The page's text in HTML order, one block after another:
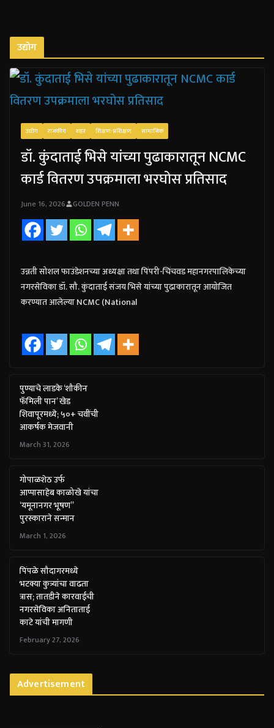
उद्योग
उद्योग राजकीय शहर शिक्षण-प्रशिक्षण सामाजिक
डॉ. कुंदाताई भिसे यांच्या पुढाकारातून NCMC
कार्ड वितरण उपक्रमाला भरघोस प्रतिसाद
June 16, 2026 GOLDEN PENN
उन्नती सोशल फाउंडेशनच्या अध्यक्षा तथा पिंपरी-चिंचवड महानगरपालिकेच्या
नगरसेविका डॉ. सौ. कुंदाताई संजय भिसे यांच्या पुढाकारातून आयोजित
करण्यात आलेल्या NCMC (National
पुण्याचे लाडके ‘शौकीन
फॅमिली पान’ खेड
शिवापूरमध्ये; ५०+ चवींची
आकर्षक मेजवानी
March 31, 2026
गोपाळशेठ उर्फ
आप्पासाहेब काळोखे यांचा
‘यमूनानगर भूषण”
पुरस्काराने सन्मान
March 1, 2026
पिंपळे सौदागरमध्ये
भटक्या कुत्र्यांचा वाढता
त्रास; तातडीने कारवाईची
नगरसेविका अनिताताई
काटे यांची मागणी
February 27, 2026
Advertisement